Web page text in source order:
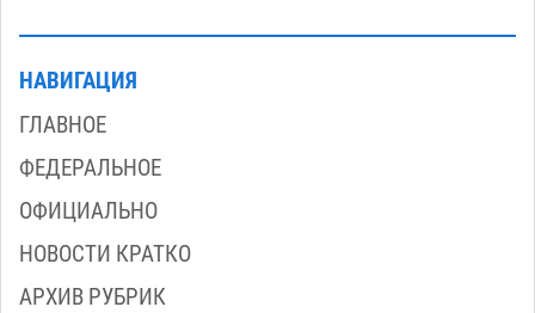
НАВИГАЦИЯ
ГЛАВНОЕ
ФЕДЕРАЛЬНОЕ
ОФИЦИАЛЬНО
НОВОСТИ КРАТКО
АРХИВ РУБРИК